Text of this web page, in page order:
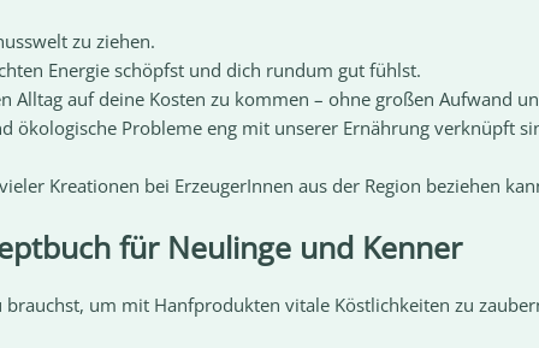
zu ziehen.
Energie schöpfst und dich rundum gut fühlst.
Alltag auf deine Kosten zu kommen – ohne großen Aufwand
ökologische Probleme eng mit unserer Ernährung verknüpft
Kreationen bei ErzeugerInnen aus der Region beziehen
für Neulinge und Kenner
brauchst, um mit Hanfprodukten vitale Köstlichkeiten zu